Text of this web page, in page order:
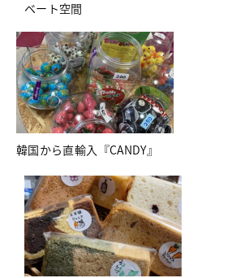
ベート空間
韓国から直輸入『CANDY』